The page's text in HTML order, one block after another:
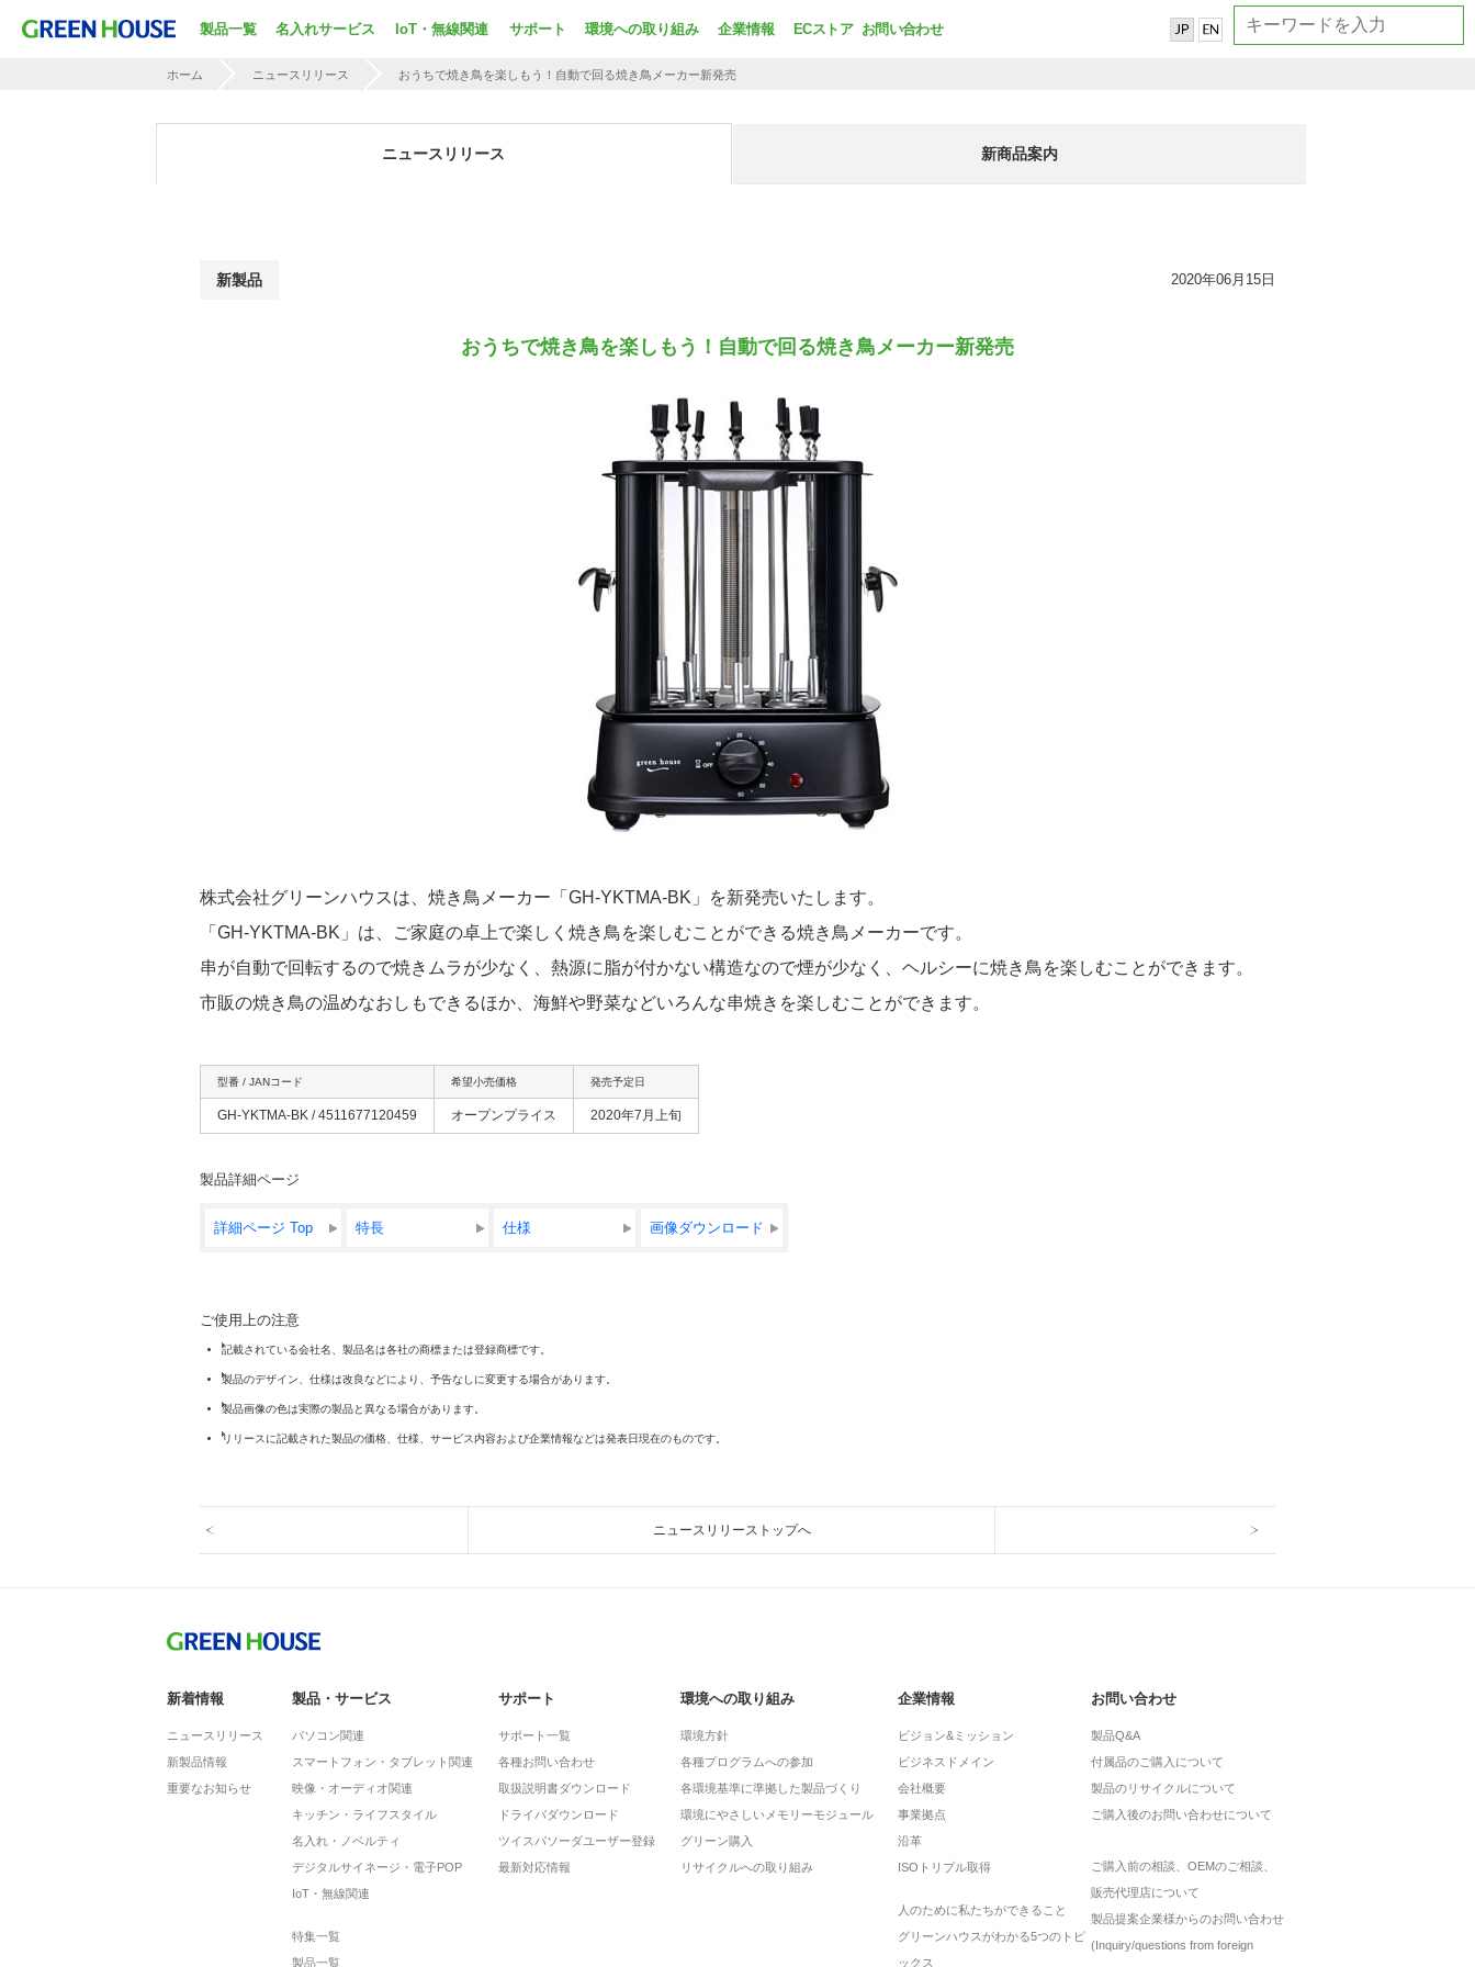
製品一覧 名入れサービス IoT・無線関連 サポート 環境への取り組み 企業情報 ECストア お問い合わせ
ホーム ニュースリリース おうちで焼き鳥を楽しもう！自動で回る焼き鳥メーカー新発売
ニュースリリース 新商品案内
新製品 2020年06月15日
おうちで焼き鳥を楽しもう！自動で回る焼き鳥メーカー新発売
株式会社グリーンハウスは、焼き鳥メーカー「GH-YKTMA-BK」を新発売いたします。
「GH-YKTMA-BK」は、ご家庭の卓上で楽しく焼き鳥を楽しむことができる焼き鳥メーカーです。
串が自動で回転するので焼きムラが少なく、熱源に脂が付かない構造なので煙が少なく、ヘルシーに焼き鳥を楽しむことができます。
市販の焼き鳥の温めなおしもできるほか、海鮮や野菜などいろんな串焼きを楽しむことができます。
型番 / JANコード 希望小売価格 発売予定日
GH-YKTMA-BK / 4511677120459 オープンプライス 2020年7月上旬
製品詳細ページ
詳細ページ Top 特長 仕様 画像ダウンロード
ご使用上の注意
記載されている会社名、製品名は各社の商標または登録商標です。
製品のデザイン、仕様は改良などにより、予告なしに変更する場合があります。
製品画像の色は実際の製品と異なる場合があります。
リリースに記載された製品の価格、仕様、サービス内容および企業情報などは発表日現在のものです。
ニュースリリーストップへ
新着情報
ニュースリリース
新製品情報
重要なお知らせ
製品・サービス
パソコン関連
スマートフォン・タブレット関連
映像・オーディオ関連
キッチン・ライフスタイル
名入れ・ノベルティ
デジタルサイネージ・電子POP
IoT・無線関連
特集一覧
製品一覧
サポート
サポート一覧
各種お問い合わせ
取扱説明書ダウンロード
ドライバダウンロード
ツイスパソーダユーザー登録
最新対応情報
環境への取り組み
環境方針
各種プログラムへの参加
各環境基準に準拠した製品づくり
環境にやさしいメモリーモジュール
グリーン購入
リサイクルへの取り組み
企業情報
ビジョン&ミッション
ビジネスドメイン
会社概要
事業拠点
沿革
ISOトリプル取得
人のために私たちができること
グリーンハウスがわかる5つのトピ
ックス
お問い合わせ
製品Q&A
付属品のご購入について
製品のリサイクルについて
ご購入後のお問い合わせについて
ご購入前の相談、OEMのご相談、
販売代理店について
製品提案企業様からのお問い合わせ
(Inquiry/questions from foreign